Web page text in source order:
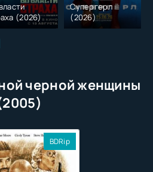
(2026)
Супергерл
(2026)
черной женщины
BDRip